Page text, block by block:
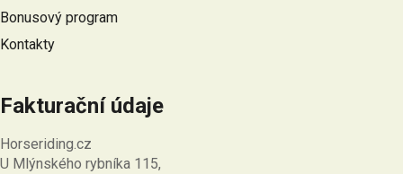
Bonusový program
Kontakty
Fakturační údaje
Horseriding.cz
U Mlýnského rybníka 115,